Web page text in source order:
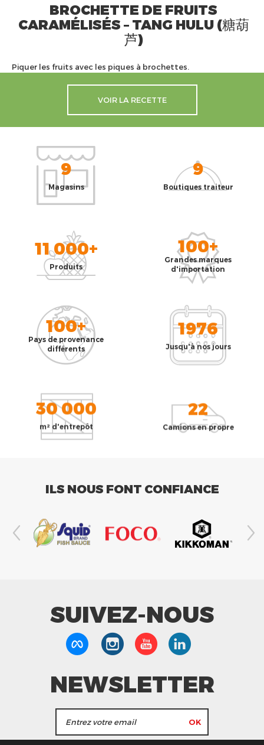
BROCHETTE DE FRUITS
CARAMÉLISÉS – TANG HULU (糖葫
芦)
Piquer les fruits avec les piques à brochettes.
VOIR LA RECETTE
9
Magasins
9
Boutiques traiteur
11 000+
Produits
100+
Grandes marques
d'importation
100+
Pays de provenance
différents
1976
Jusqu'à nos jours
30 000
m² d'entrepôt
22
Camions en propre
ILS NOUS FONT CONFIANCE
SUIVEZ-NOUS
NEWSLETTER